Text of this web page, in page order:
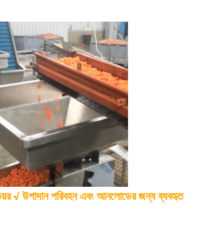
√ উপাদান পরিবহন এবং আনলোডের জন্য ব্যবহৃত